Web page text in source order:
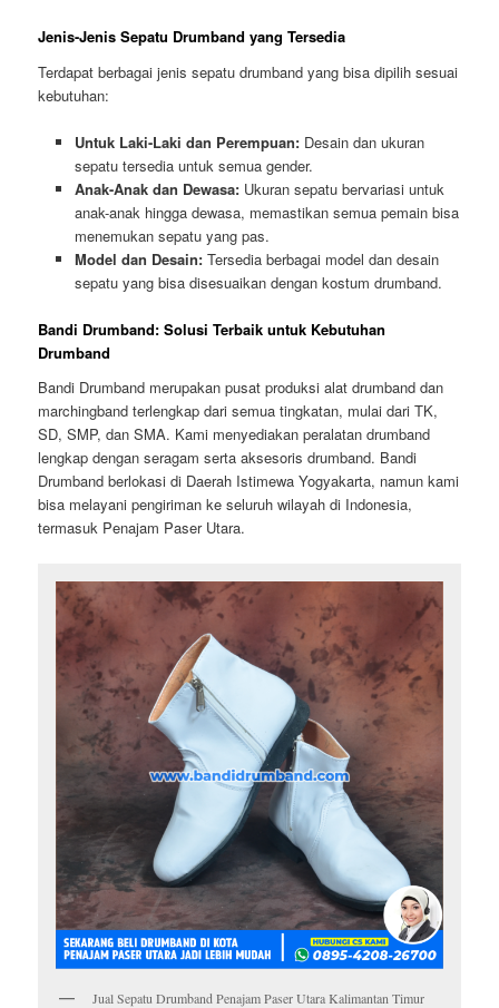
Jenis-Jenis Sepatu Drumband yang Tersedia
Terdapat berbagai jenis sepatu drumband yang bisa dipilih sesuai
kebutuhan:
Untuk Laki-Laki dan Perempuan:Desain dan ukuran
sepatu tersedia untuk semua gender.
Anak-Anak dan Dewasa:Ukuran sepatu bervariasi untuk
anak-anak hingga dewasa, memastikan semua pemain bisa
menemukan sepatu yang pas.
Model dan Desain:Tersedia berbagai model dan desain
sepatu yang bisa disesuaikan dengan kostum drumband.
Bandi Drumband: Solusi Terbaik untuk Kebutuhan
Drumband
Bandi Drumband merupakan pusat produksi alat drumband dan
marchingband terlengkap dari semua tingkatan, mulai dari TK,
SD, SMP, dan SMA. Kami menyediakan peralatan drumband
lengkap dengan seragam serta aksesoris drumband. Bandi
Drumband berlokasi di Daerah Istimewa Yogyakarta, namun kami
bisa melayani pengiriman ke seluruh wilayah di Indonesia,
termasuk Penajam Paser Utara.
Jual Sepatu Drumband Penajam Paser Utara Kalimantan Timur